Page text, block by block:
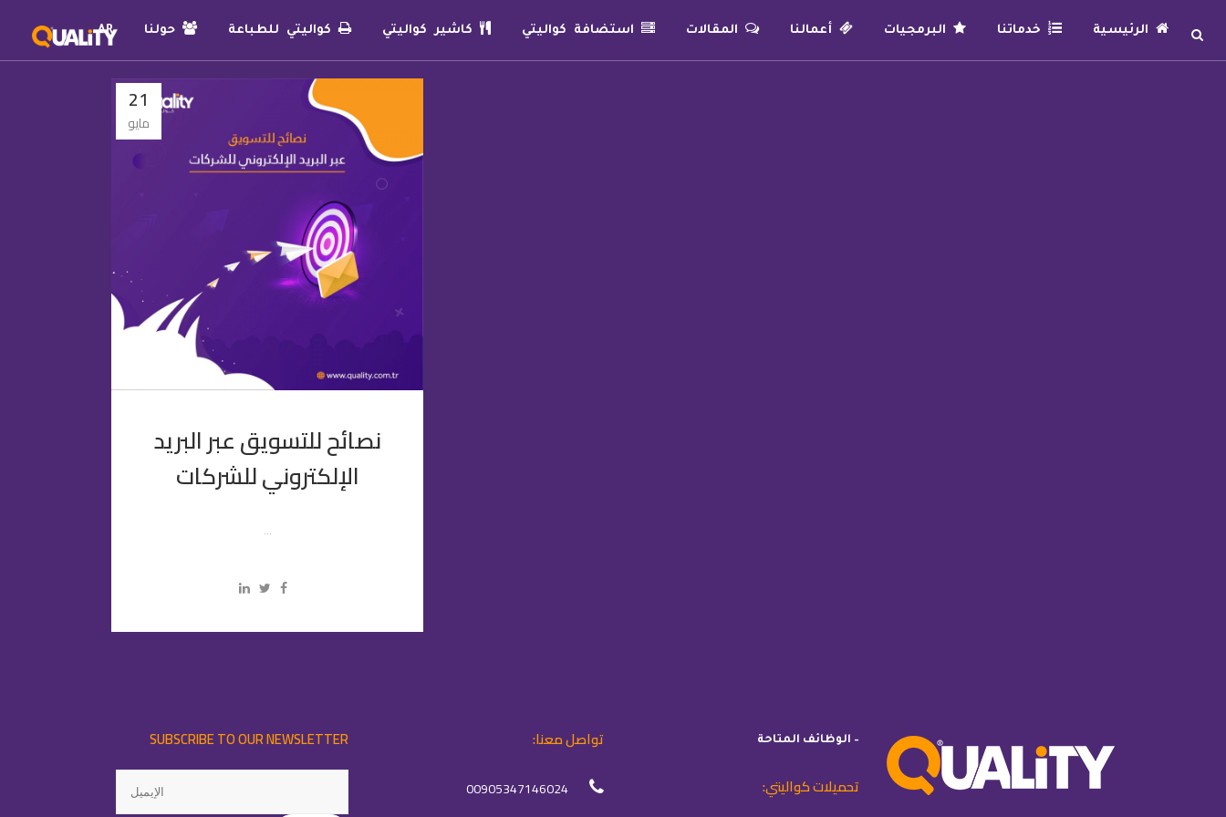
الرئيسية خدماتنا البرمجيات أعمالنا المقالات استضافة كواليتي كاشير كواليتي كواليتي للطباعة حولنا AR
21
مايو
نصائح للتسويق عبر البريد
الإلكتروني للشركات
...
– الوظائف المتاحة
تحميلات كواليتي:
تواصل معنا:
00905347146024
SUBSCRIBE TO OUR NEWSLETTER